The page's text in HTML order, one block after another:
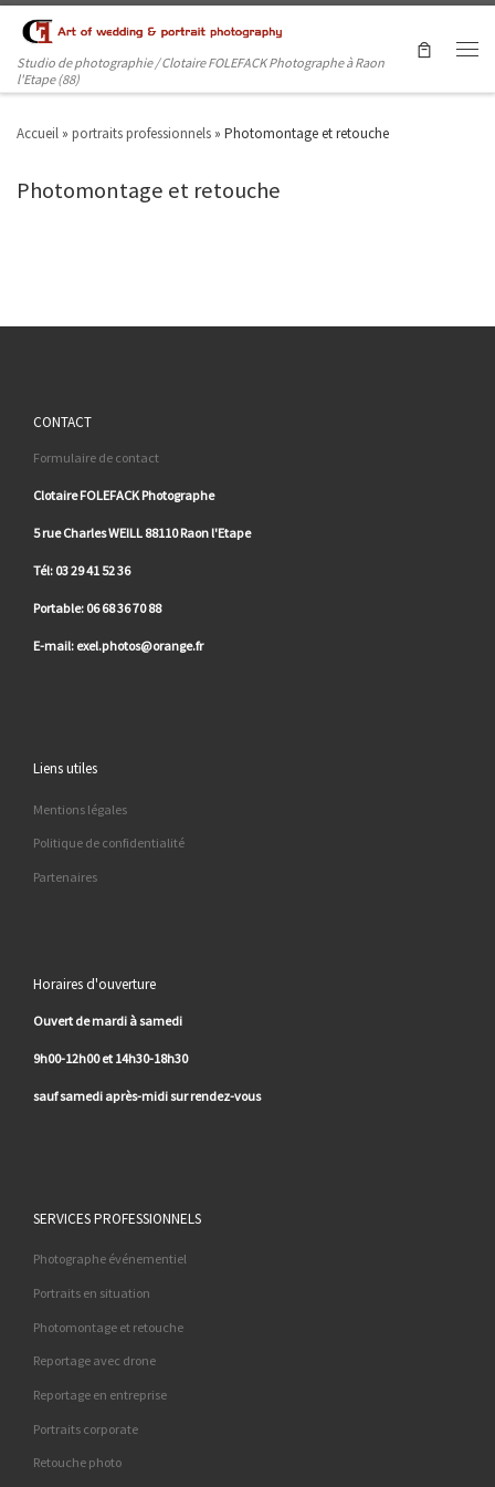
Studio de photographie / Clotaire FOLEFACK Photographe à Raon
l'Etape (88)
Accueil » portraits professionnels » Photomontage et retouche
Photomontage et retouche
CONTACT
Formulaire de contact
Clotaire FOLEFACK Photographe
5 rue Charles WEILL 88110 Raon l'Etape
Tél: 03 29 41 52 36
Portable: 06 68 36 70 88
E-mail: exel.photos@orange.fr
Liens utiles
Mentions légales
Politique de confidentialité
Partenaires
Horaires d'ouverture
Ouvert de mardi à samedi
9h00-12h00 et 14h30-18h30
sauf samedi après-midi sur rendez-vous
SERVICES PROFESSIONNELS
Photographe événementiel
Portraits en situation
Photomontage et retouche
Reportage avec drone
Reportage en entreprise
Portraits corporate
Retouche photo